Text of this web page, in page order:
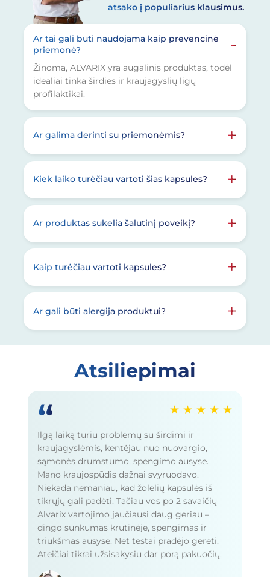
atsako į populiarius klausimus.
Ar tai gali būti naudojama kaip prevencinė
priemonė?
Žinoma, ALVARIX yra augalinis produktas, todėl
idealiai tinka širdies ir kraujagyslių ligų
profilaktikai.
Ar galima derinti su priemonėmis?
Kiek laiko turėčiau vartoti šias kapsules?
Ar produktas sukelia šalutinį poveikį?
Kaip turėčiau vartoti kapsules?
Ar gali būti alergija produktui?
Atsiliepimai
“ ★ ★ ★ ★ ★
Ilgą laiką turiu problemų su širdimi ir
kraujagyslėmis, kentėjau nuo nuovargio,
sąmonės drumstumo, spengimo ausyse.
Mano kraujospūdis dažnai svyruodavo.
Niekada nemaniau, kad žolelių kapsulės iš
tikrųjų gali padėti. Tačiau vos po 2 savaičių
Alvarix vartojimo jaučiausi daug geriau –
dingo sunkumas krūtinėje, spengimas ir
triukšmas ausyse. Net testai pradėjo gerėti.
Ateičiai tikrai užsisakysiu dar porą pakuočių.